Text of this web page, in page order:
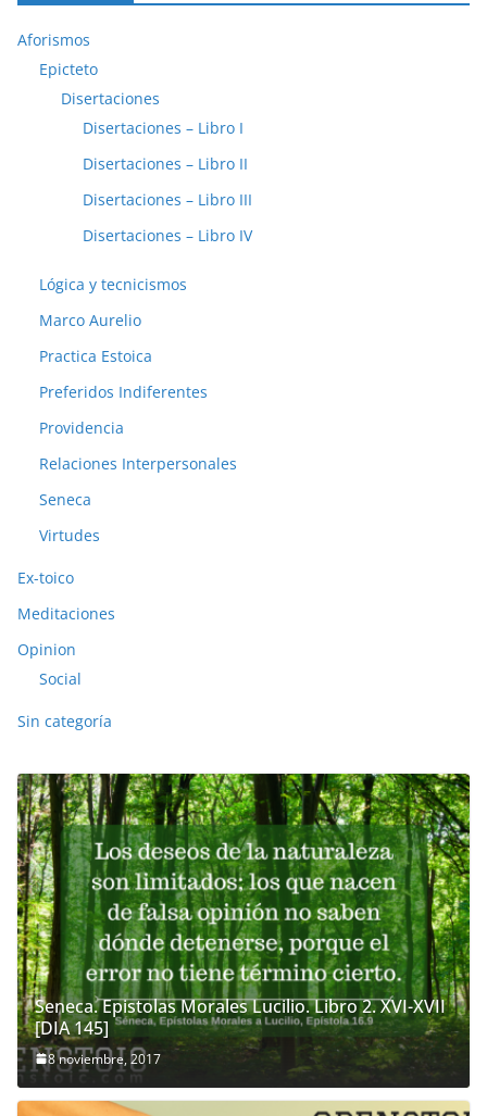
Aforismos
Epicteto
Disertaciones
Disertaciones – Libro I
Disertaciones – Libro II
Disertaciones – Libro III
Disertaciones – Libro IV
Lógica y tecnicismos
Marco Aurelio
Practica Estoica
Preferidos Indiferentes
Providencia
Relaciones Interpersonales
Seneca
Virtudes
Ex-toico
Meditaciones
Opinion
Social
Sin categoría
Seneca. Epistolas Morales Lucilio. Libro 2. XVI-XVII
[DIA 145]
8 noviembre, 2017